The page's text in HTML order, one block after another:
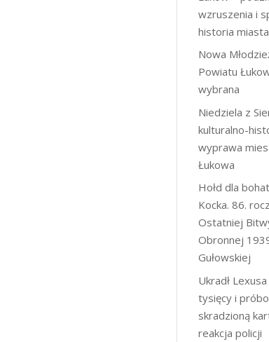
wzruszenia i
historia miasta
Nowa
Powiatu
wybrana
Niedziela z
kulturalno-
wyprawa
Łukowa
Hołd dla
Kocka. 86.
Ostatniej
Obronnej
Gułowskiej
Ukradł
tysięcy i
skradzioną
reakcja policji